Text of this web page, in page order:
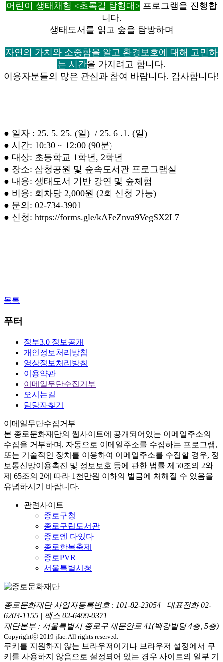
어린이 생태채험 <초록길 탐험대>프로그램을 진행합
니다.
생태도서를 읽고 숲을 탐방하며
자연의 가치와 소중함을 알고 환경보호에 대해 고민하
는 시간을 가지려고 합니다.
이용자분들의 많은 관심과 참여 바랍니다. 감사합니다!
● 일자 : 25. 5. 25. (일) / 25. 6 .1. (일)
● 시간: 10:30 ~ 12:00 (90분)
● 대상: 초등학교 1학년, 2학년
● 장소: 삼청공원 및 숲속도서관 프로그램실
● 내용: 생태도서 기반 강연 및 숲체험
● 비용: 회차당 2,000원 (2회 신청 가능)
● 문의: 02-734-3901
● 신청: https://forms.gle/kAFeZnva9VegSX2L7
목록
푸터
정부3.0 정보공개
개인정보처리방침
영상정보처리방침
이용약관
이메일무단수집거부
오시는길
담당자찾기
이메일무단수집거부
본 종로문화재단의 웹사이트에 공개되어있는 이메일주소의
수집을 거부하며, 자동으로 이메일주소를 수집하는 프로그램,
또는 기술적인 장치를 이용하여 이메일주소를 수집할 경우, 정
보통신망이용촉진 및 정보보호 등에 관한 법률 제50조의 2와
제 65조의 2에 따라 1천만원 이하의 벌금에 처해질 수 있음을
유념하시기 바랍니다.
관련사이트
종로구청
종로구립도서관
종로엔 다있다
종로한복축제
종로PVR
서울특별시청
종로문화재단 사업자등록번호 : 101-82-23054 | 대표전화02-
6203-1155 | 팩스 02-6499-0371
재단본부 : 서울특별시 종로구 새문안로 41(백강빌딩 4층, 5층)
Copyrightⓒ 2019 jfac. All rights reserved.
쿠키를 지원하지 않는 브라우저이거나 브라우저 설정에서 쿠
키를 사용하지 않음으로 설정되어 있는 경우 사이트의 일부 기